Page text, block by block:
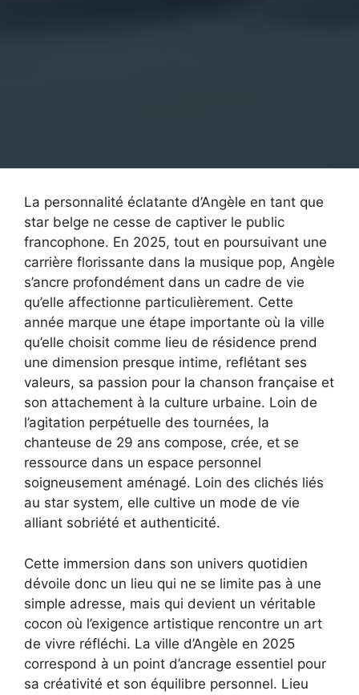
La personnalité éclatante d’Angèle en tant que
star belge ne cesse de captiver le public
francophone. En 2025, tout en poursuivant une
carrière florissante dans la musique pop, Angèle
s’ancre profondément dans un cadre de vie
qu’elle affectionne particulièrement. Cette
année marque une étape importante où la ville
qu’elle choisit comme lieu de résidence prend
une dimension presque intime, reflétant ses
valeurs, sa passion pour la chanson française et
son attachement à la culture urbaine. Loin de
l’agitation perpétuelle des tournées, la
chanteuse de 29 ans compose, crée, et se
ressource dans un espace personnel
soigneusement aménagé. Loin des clichés liés
au star system, elle cultive un mode de vie
alliant sobriété et authenticité.
Cette immersion dans son univers quotidien
dévoile donc un lieu qui ne se limite pas à une
simple adresse, mais qui devient un véritable
cocon où l’exigence artistique rencontre un art
de vivre réfléchi. La ville d’Angèle en 2025
correspond à un point d’ancrage essentiel pour
sa créativité et son équilibre personnel. Lieu